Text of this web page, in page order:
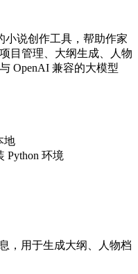
小说创作工具，帮助作家
目管理、大纲生成、人物
OpenAI 兼容的大模型
地
Python 环境
，用于生成大纲、人物档